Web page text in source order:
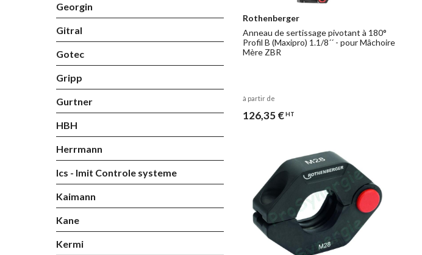
Georgin
Gitral
Gotec
Gripp
Gurtner
HBH
Herrmann
Ics - Imit Controle systeme
Kaimann
Kane
Kermi
Rothenberger
Anneau de sertissage pivotant à 180°
Profil B (Maxipro) 1.1/8´´ - pour Mâchoire
Mère ZBR
à partir de
126,35 €HT